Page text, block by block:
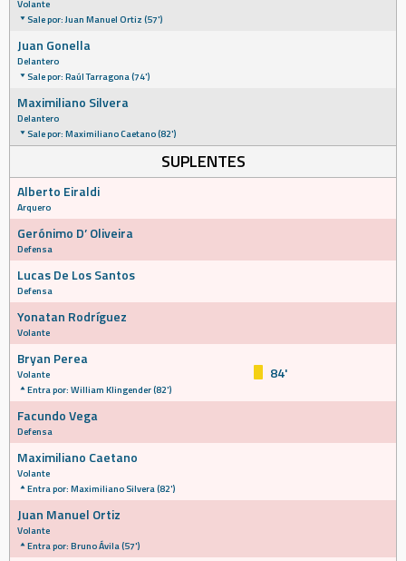
Volante
Sale por: Juan Manuel Ortiz (57')
Juan Gonella
Delantero
Sale por: Raúl Tarragona (74')
Maximiliano Silvera
Delantero
Sale por: Maximiliano Caetano (82')
SUPLENTES
Alberto Eiraldi
Arquero
Gerónimo D’ Oliveira
Defensa
Lucas De Los Santos
Defensa
Yonatan Rodríguez
Volante
Bryan Perea
Volante
Entra por: William Klingender (82')
84'
Facundo Vega
Defensa
Maximiliano Caetano
Volante
Entra por: Maximiliano Silvera (82')
Juan Manuel Ortiz
Volante
Entra por: Bruno Ávila (57')